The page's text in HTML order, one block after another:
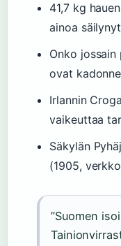
41,7 kg
ainoa
Onko
ovat
Irlannin
vaikeuttaa
Säkylän
(1905,
”Suomen